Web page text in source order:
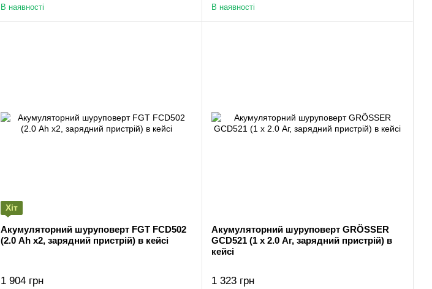
В наявності В наявності
Хіт
Акумуляторний шуруповерт FGT FCD502
(2.0 Аh x2, зарядний пристрій) в кейсі
1 904 грн
Акумуляторний шуруповерт GRÖSSER
GCD521 (1 х 2.0 Аг, зарядний пристрій) в
кейсі
1 323 грн